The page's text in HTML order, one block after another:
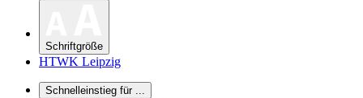
Schriftgröße
HTWK Leipzig
Schnelleinstieg für ...